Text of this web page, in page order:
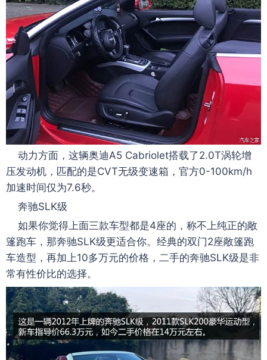
动力方面，这辆奥迪A5 Cabriolet搭载了2.0T涡轮增
压发动机，匹配的是CVT无级变速箱，官方0-100km/h
加速时间仅为7.6秒。
奔驰SLK级
如果你觉得上面三款车型都是4座的，称不上纯正的敞
篷跑车，那奔驰SLK级更适合你。经典的双门2座敞篷跑
车造型，再加上10多万元的价格，二手的奔驰SLK级是非
常有性价比的选择。